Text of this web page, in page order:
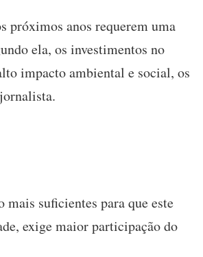
próximos anos requerem uma
ela, os investimentos no
impacto ambiental e social, os
mais suficientes para que este
exige maior participação do